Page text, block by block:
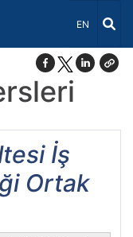
Dil Seçiniz
EN
İş
Ortak